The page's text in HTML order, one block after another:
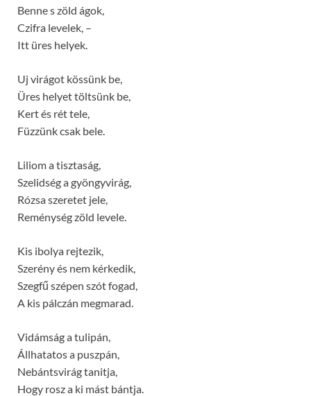
Benne s zöld ágok,
Czifra levelek, –
Itt üres helyek.
Uj virágot kössünk be,
Üres helyet töltsünk be,
Kert és rét tele,
Füzzünk csak bele.
Liliom a tisztaság,
Szelidség a gyöngyvirág,
Rózsa szeretet jele,
Reménység zöld levele.
Kis ibolya rejtezik,
Szerény és nem kérkedik,
Szegfű szépen szót fogad,
A kis pálczán megmarad.
Vidámság a tulipán,
Állhatatos a puszpán,
Nebántsvirág tanitja,
Hogy rosz a ki mást bántja.